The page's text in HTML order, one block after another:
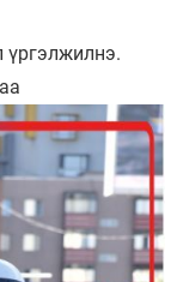
үргэлжилнэ.